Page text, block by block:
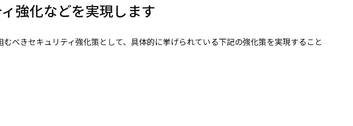
強化などを実現します
べきセキュリティ強化策として、具体的に挙げられている下記の強化策を実現すること